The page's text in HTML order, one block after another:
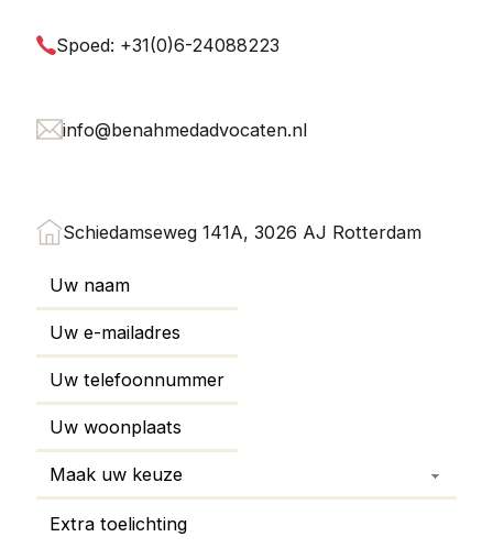
Spoed: +31(0)6-24088223
info@benahmedadvocaten.nl
Schiedamseweg 141A, 3026 AJ Rotterdam